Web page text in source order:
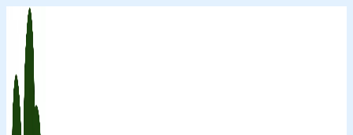
Перейти
содержимому